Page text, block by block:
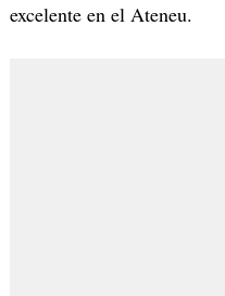
excelente en el Ateneu.